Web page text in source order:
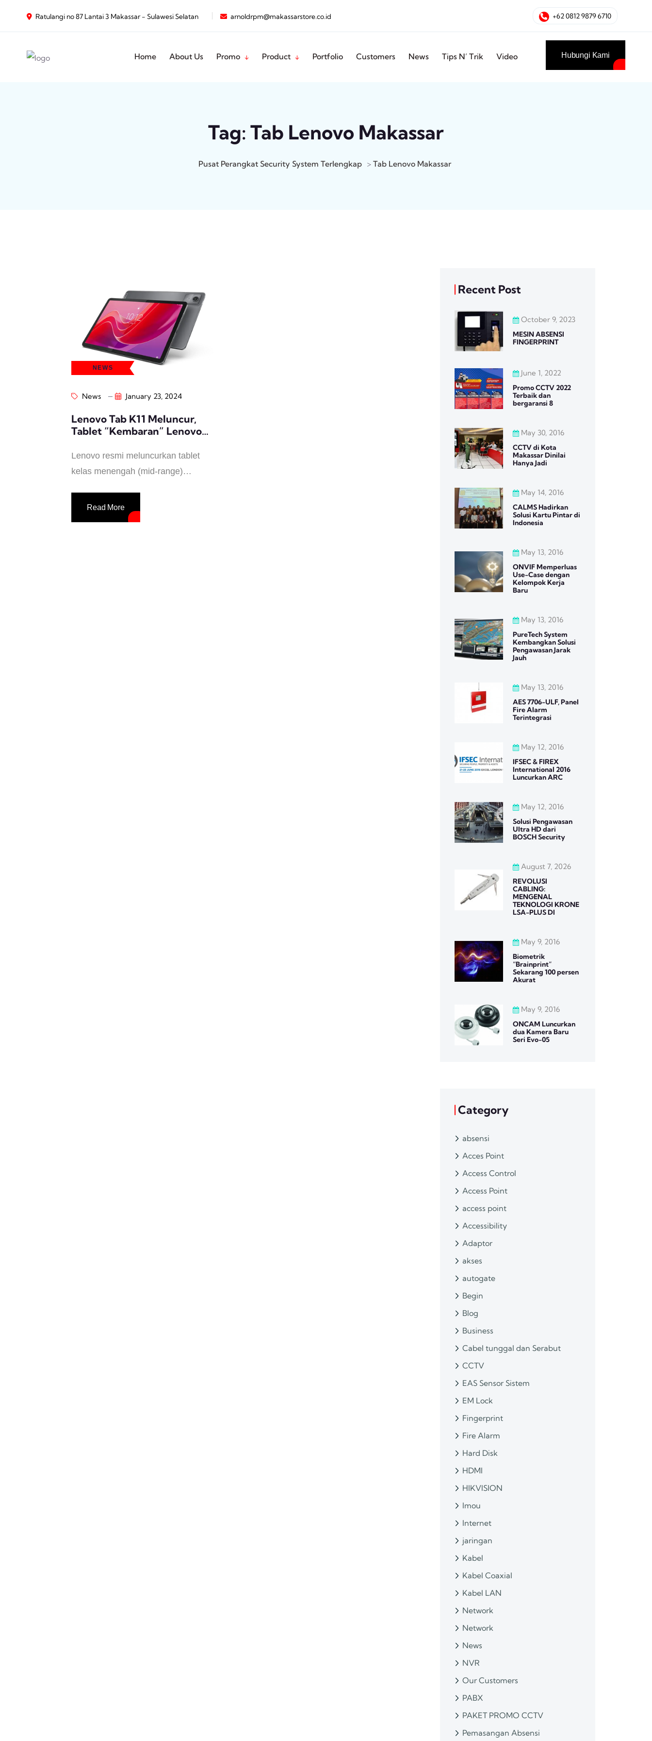
Ratulangi no 87 Lantai 3 Makassar - Sulawesi Selatan arnoldrpm@makassarstore.co.id +62 0812 9879 6710
Home About Us Promo Product Portfolio Customers News Tips N’ Trik Video Hubungi Kami
Tag: Tab Lenovo Makassar
Pusat Perangkat Security System Terlengkap > Tab Lenovo Makassar
NEWS
News January 23, 2024
Lenovo Tab K11 Meluncur,
Tablet “Kembaran” Lenovo
Lenovo resmi meluncurkan tablet
kelas menengah (mid-range)
pasar Jepang, Senin (22/1/2024).
Secara desain dan spesifikasi, tablet
Read More
Recent Post
October 9, 2023
MESIN ABSENSI
FINGERPRINT
June 1, 2022
Promo CCTV 2022
Terbaik dan
bergaransi 8
May 30, 2016
CCTV di Kota
Makassar Dinilai
Hanya Jadi
May 14, 2016
CALMS Hadirkan
Solusi Kartu Pintar di
Indonesia
May 13, 2016
ONVIF Memperluas
Use-Case dengan
Kelompok Kerja
Baru
May 13, 2016
PureTech System
Kembangkan Solusi
Pengawasan Jarak
Jauh
May 13, 2016
AES 7706-ULF, Panel
Fire Alarm
Terintegrasi
May 12, 2016
IFSEC & FIREX
International 2016
Luncurkan ARC
May 12, 2016
Solusi Pengawasan
Ultra HD dari
BOSCH Security
August 7, 2026
REVOLUSI
CABLING:
MENGENAL
TEKNOLOGI KRONE
LSA-PLUS DI
May 9, 2016
Biometrik
“Brainprint”
Sekarang 100 persen
Akurat
May 9, 2016
ONCAM Luncurkan
dua Kamera Baru
Seri Evo-05
Category
absensi
Acces Point
Access Control
Access Point
access point
Accessibility
Adaptor
akses
autogate
Begin
Blog
Business
Cabel tunggal dan Serabut
CCTV
EAS Sensor Sistem
EM Lock
Fingerprint
Fire Alarm
Hard Disk
HDMI
HIKVISION
Imou
Internet
jaringan
Kabel
Kabel Coaxial
Kabel LAN
Network
Network
News
NVR
Our Customers
PABX
PAKET PROMO CCTV
Pemasangan Absensi